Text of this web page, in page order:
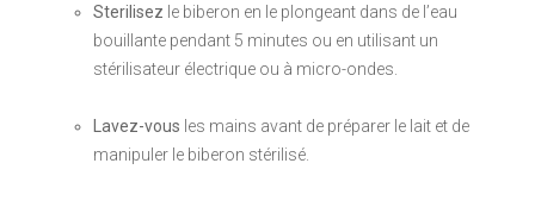
Sterilisez le biberon en le plongeant dans de l’eau
bouillante pendant 5 minutes ou en utilisant un
stérilisateur électrique ou à micro-ondes.
Lavez-vous les mains avant de préparer le lait et de
manipuler le biberon stérilisé.